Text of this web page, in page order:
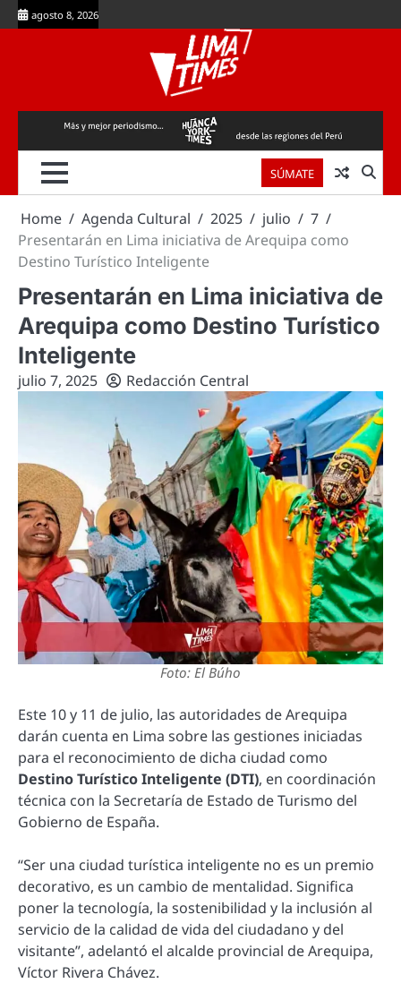
Skip
to
agosto 8, 2026
SÚMATE
Home Agenda Cultural 2025 julio
7
Presentarán en Lima iniciativa de Arequipa como
Destino Turístico Inteligente
Presentarán en Lima iniciativa de
Arequipa como Destino Turístico
Inteligente
julio 7, 2025 Redacción Central
Foto: El Búho
Este 10 y 11 de julio, las autoridades de Arequipa
darán cuenta en Lima sobre las gestiones iniciadas
para el reconocimiento de dicha ciudad como
Destino Turístico Inteligente (DTI), en coordinación
técnica con la Secretaría de Estado de Turismo del
Gobierno de España.
“Ser una ciudad turística inteligente no es un premio
decorativo, es un cambio de mentalidad. Significa
poner la tecnología, la sostenibilidad y la inclusión al
servicio de la calidad de vida del ciudadano y del
visitante”, adelantó el alcalde provincial de Arequipa,
Víctor Rivera Chávez.